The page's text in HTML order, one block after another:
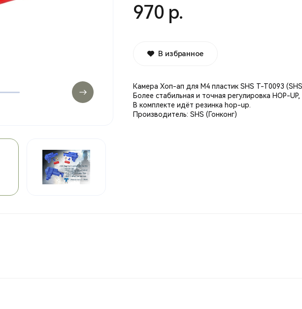
970 р.
В избранное
Камера Хоп-ап для М4 пластик SHS T-T0093
Более стабильная и точная регулировка HOP-
В комплекте идёт резинка hop-up.
Производитель: SHS (Гонконг)